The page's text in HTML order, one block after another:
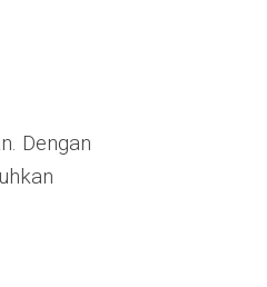
Dengan